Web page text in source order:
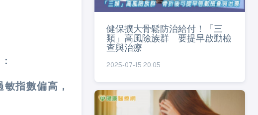
：
指數偏高，
健保擴大骨鬆防治給付！「三
類」高風險族群 要提早啟動檢
查與治療
2025-07-15 20:05